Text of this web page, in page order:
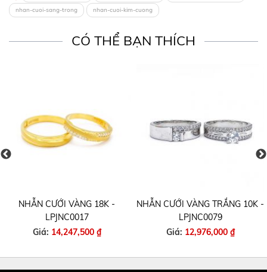
nhan-cuoi-sang-trong
nhan-cuoi-kim-cuong
CÓ THỂ BẠN THÍCH
NHẪN CƯỚI VÀNG 18K -
LPJNC0017
Giá: 14,247,500 ₫
NHẪN CƯỚI VÀNG TRẮNG 10K -
LPJNC0079
Giá: 12,976,000 ₫